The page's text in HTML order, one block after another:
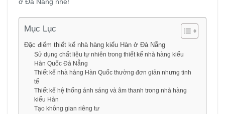
Mục Lục
Đặc điểm thiết kế nhà hàng kiểu Hàn ở Đà Nẵng
Sử dụng chất liệu tự nhiên trong thiết kế nhà hàng kiểu
Hàn Quốc Đà Nẵng
Thiết kế nhà hàng Hàn Quốc thường đơn giản nhưng tinh
tế
Thiết kế hệ thống ánh sáng và âm thanh trong nhà hàng
kiểu Hàn
Tạo không gian riêng tư